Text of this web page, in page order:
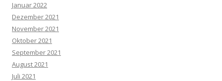
Januar 2022
Dezember 2021
November 2021
Oktober 2021
September 2021
August 2021
Juli 2021